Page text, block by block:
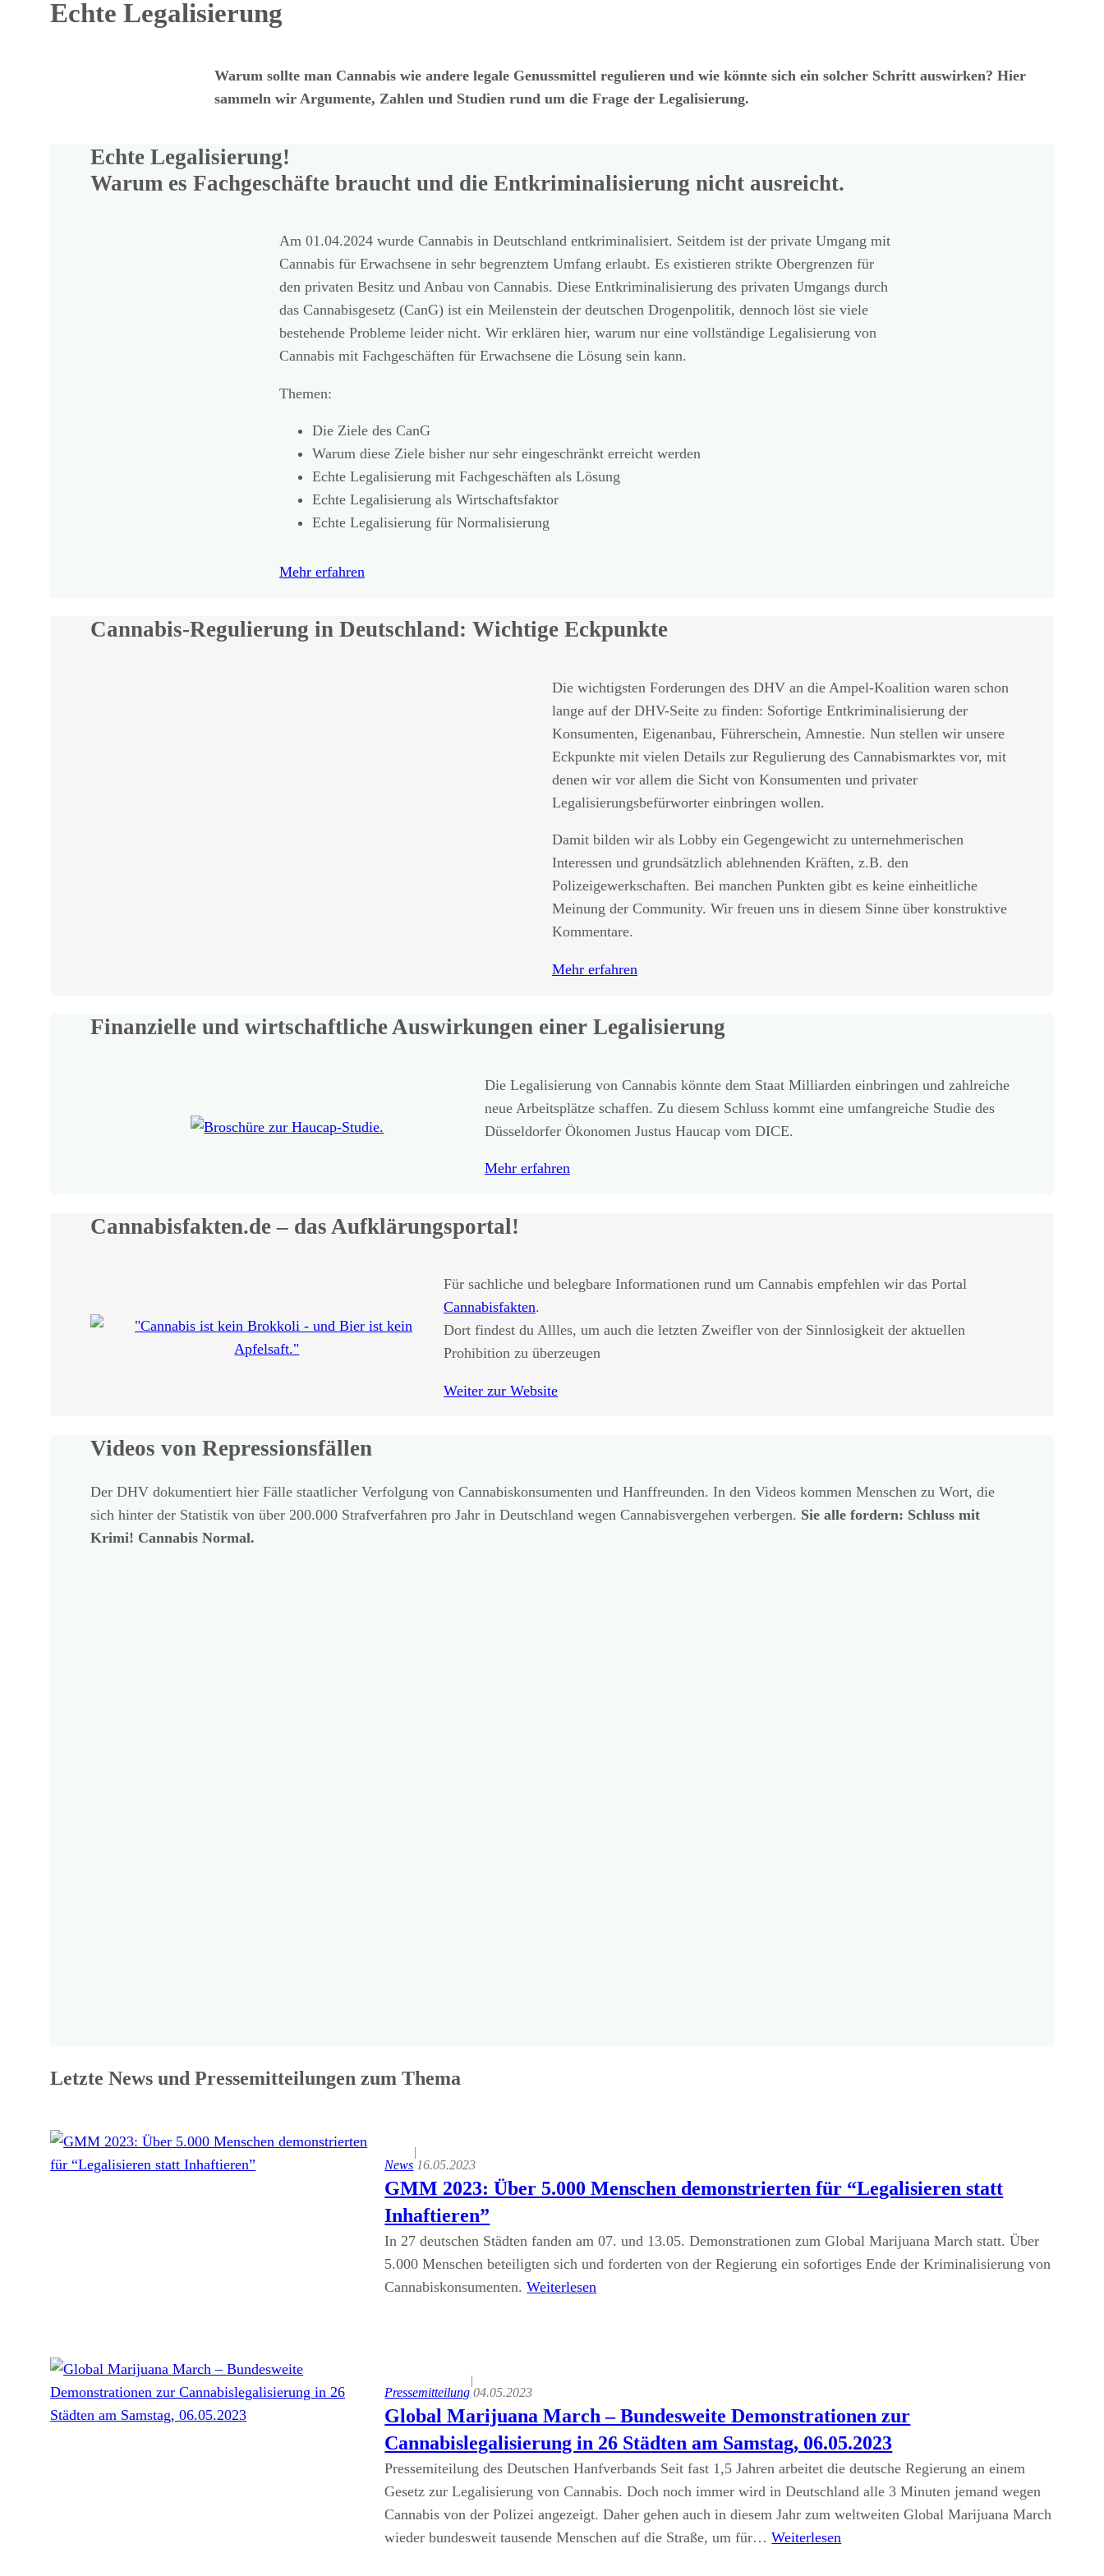
Echte Legalisierung
Warum sollte man Cannabis wie andere legale Genussmittel regulieren und wie könnte sich ein solcher Schritt auswirken? Hier
sammeln wir Argumente, Zahlen und Studien rund um die Frage der Legalisierung.
Echte Legalisierung!
Warum es Fachgeschäfte braucht und die Entkriminalisierung nicht ausreicht.
Am 01.04.2024 wurde Cannabis in Deutschland entkriminalisiert. Seitdem ist der private Umgang mit
Cannabis für Erwachsene in sehr begrenztem Umfang erlaubt. Es existieren strikte Obergrenzen für
den privaten Besitz und Anbau von Cannabis. Diese Entkriminalisierung des privaten Umgangs durch
das Cannabisgesetz (CanG) ist ein Meilenstein der deutschen Drogenpolitik, dennoch löst sie viele
bestehende Probleme leider nicht. Wir erklären hier, warum nur eine vollständige Legalisierung von
Cannabis mit Fachgeschäften für Erwachsene die Lösung sein kann.
Themen:
Die Ziele des CanG
Warum diese Ziele bisher nur sehr eingeschränkt erreicht werden
Echte Legalisierung mit Fachgeschäften als Lösung
Echte Legalisierung als Wirtschaftsfaktor
Echte Legalisierung für Normalisierung
Mehr erfahren
Cannabis-Regulierung in Deutschland: Wichtige Eckpunkte
Die wichtigsten Forderungen des DHV an die Ampel-Koalition waren schon
lange auf der DHV-Seite zu finden: Sofortige Entkriminalisierung der
Konsumenten, Eigenanbau, Führerschein, Amnestie. Nun stellen wir unsere
Eckpunkte mit vielen Details zur Regulierung des Cannabismarktes vor, mit
denen wir vor allem die Sicht von Konsumenten und privater
Legalisierungsbefürworter einbringen wollen.
Damit bilden wir als Lobby ein Gegengewicht zu unternehmerischen
Interessen und grundsätzlich ablehnenden Kräften, z.B. den
Polizeigewerkschaften. Bei manchen Punkten gibt es keine einheitliche
Meinung der Community. Wir freuen uns in diesem Sinne über konstruktive
Kommentare.
Mehr erfahren
Finanzielle und wirtschaftliche Auswirkungen einer Legalisierung
Die Legalisierung von Cannabis könnte dem Staat Milliarden einbringen und zahlreiche
neue Arbeitsplätze schaffen. Zu diesem Schluss kommt eine umfangreiche Studie des
Düsseldorfer Ökonomen Justus Haucap vom DICE.
Mehr erfahren
Cannabisfakten.de – das Aufklärungsportal!
Für sachliche und belegbare Informationen rund um Cannabis empfehlen wir das Portal
Cannabisfakten.
Dort findest du Allles, um auch die letzten Zweifler von der Sinnlosigkeit der aktuellen
Prohibition zu überzeugen
Weiter zur Website
Videos von Repressionsfällen
Der DHV dokumentiert hier Fälle staatlicher Verfolgung von Cannabiskonsumenten und Hanffreunden. In den Videos kommen Menschen zu Wort, die
sich hinter der Statistik von über 200.000 Strafverfahren pro Jahr in Deutschland wegen Cannabisvergehen verbergen. Sie alle fordern: Schluss mit
Krimi! Cannabis Normal.
Letzte News und Pressemitteilungen zum Thema
News
|
16.05.2023
GMM 2023: Über 5.000 Menschen demonstrierten für “Legalisieren statt
Inhaftieren”
In 27 deutschen Städten fanden am 07. und 13.05. Demonstrationen zum Global Marijuana March statt. Über
5.000 Menschen beteiligten sich und forderten von der Regierung ein sofortiges Ende der Kriminalisierung von
Cannabiskonsumenten.Weiterlesen
Pressemitteilung
|
04.05.2023
Global Marijuana March – Bundesweite Demonstrationen zur
Cannabislegalisierung in 26 Städten am Samstag, 06.05.2023
Pressemiteilung des Deutschen Hanfverbands Seit fast 1,5 Jahren arbeitet die deutsche Regierung an einem
Gesetz zur Legalisierung von Cannabis. Doch noch immer wird in Deutschland alle 3 Minuten jemand wegen
Cannabis von der Polizei angezeigt. Daher gehen auch in diesem Jahr zum weltweiten Global Marijuana March
wieder bundesweit tausende Menschen auf die Straße, um für…Weiterlesen